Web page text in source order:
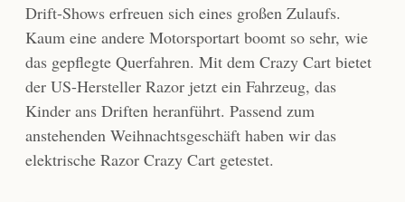
Drift-Shows erfreuen sich eines großen Zulaufs.
Kaum eine andere Motorsportart boomt so sehr, wie
das gepflegte Querfahren. Mit dem Crazy Cart bietet
der US-Hersteller Razor jetzt ein Fahrzeug, das
Kinder ans Driften heranführt. Passend zum
anstehenden Weihnachtsgeschäft haben wir das
elektrische Razor Crazy Cart getestet.